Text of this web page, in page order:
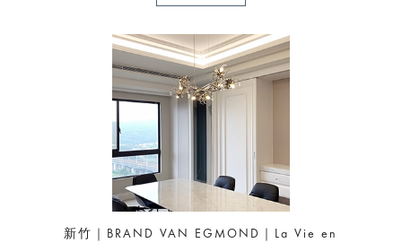
新竹｜BRAND VAN EGMOND｜La Vie en